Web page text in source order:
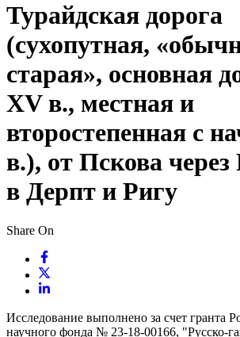
Турайдская дорога
(сухопутная,
старая», основная
XV в., местная и
второстепенная с
в.), от Пскова через
в Дерпт и Ригу
Share On
Исследование выполнено за счет гранта
научного фонда № 23-18-00166, "Русско-